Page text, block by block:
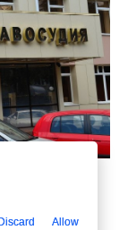
Discard Allow